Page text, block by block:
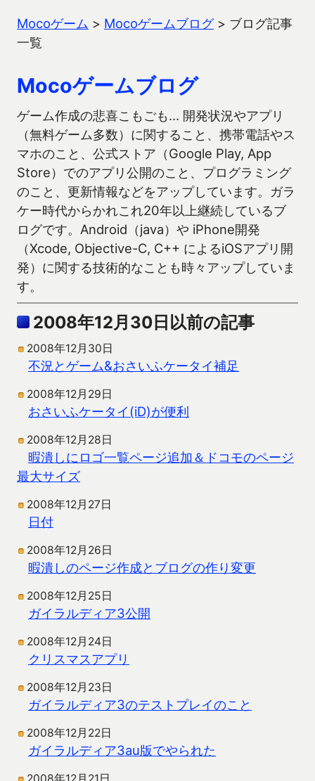
Mocoゲーム > Mocoゲームブログ> ブログ記事
一覧
Mocoゲームブログ
ゲーム作成の悲喜こもごも… 開発状況やアプリ
（無料ゲーム多数）に関すること、携帯電話やス
マホのこと、公式ストア（Google Play, App
Store）でのアプリ公開のこと、プログラミング
のこと、更新情報などをアップしています。ガラ
ケー時代からかれこれ20年以上継続しているブ
ログです。Android（java）や iPhone開発
（Xcode, Objective-C, C++ によるiOSアプリ開
発）に関する技術的なことも時々アップしていま
す。
2008年12月30日以前の記事
2008年12月30日
不況とゲーム&おさいふケータイ補足
2008年12月29日
おさいふケータイ(iD)が便利
2008年12月28日
暇潰しにロゴ一覧ページ追加＆ドコモのページ
最大サイズ
2008年12月27日
日付
2008年12月26日
暇潰しのページ作成とブログの作り変更
2008年12月25日
ガイラルディア3公開
2008年12月24日
クリスマスアプリ
2008年12月23日
ガイラルディア3のテストプレイのこと
2008年12月22日
ガイラルディア3au版でやられた